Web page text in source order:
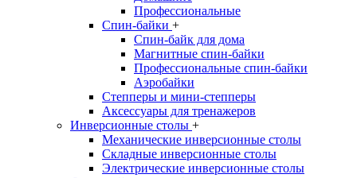
Профессиональные
Спин-байки +
Спин-байк для дома
Магнитные спин-байки
Профессиональные спин-байки
Аэробайки
Степперы и мини-степперы
Аксессуары для тренажеров
Инверсионные столы +
Механические инверсионные столы
Складные инверсионные столы
Электрические инверсионные столы